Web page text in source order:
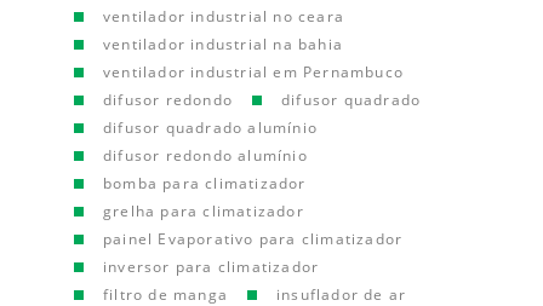
ventilador industrial no ceara
ventilador industrial na bahia
ventilador industrial em Pernambuco
difusor redondo
difusor quadrado
difusor quadrado alumínio
difusor redondo alumínio
bomba para climatizador
grelha para climatizador
painel Evaporativo para climatizador
inversor para climatizador
filtro de manga
insuflador de ar